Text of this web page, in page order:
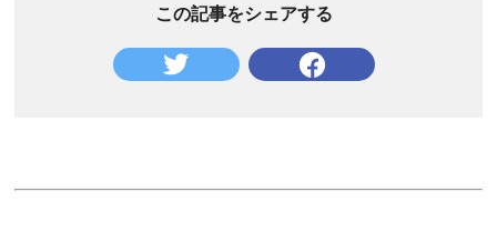
この記事をシェアする